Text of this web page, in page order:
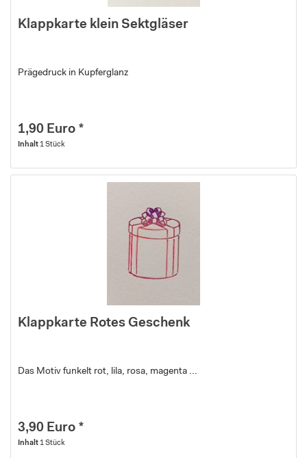
Klappkarte klein Sektgläser
Prägedruck in Kupferglanz
1,90 Euro *
Inhalt 1 Stück
Klappkarte Rotes Geschenk
Das Motiv funkelt rot, lila, rosa, magenta ...
3,90 Euro *
Inhalt 1 Stück